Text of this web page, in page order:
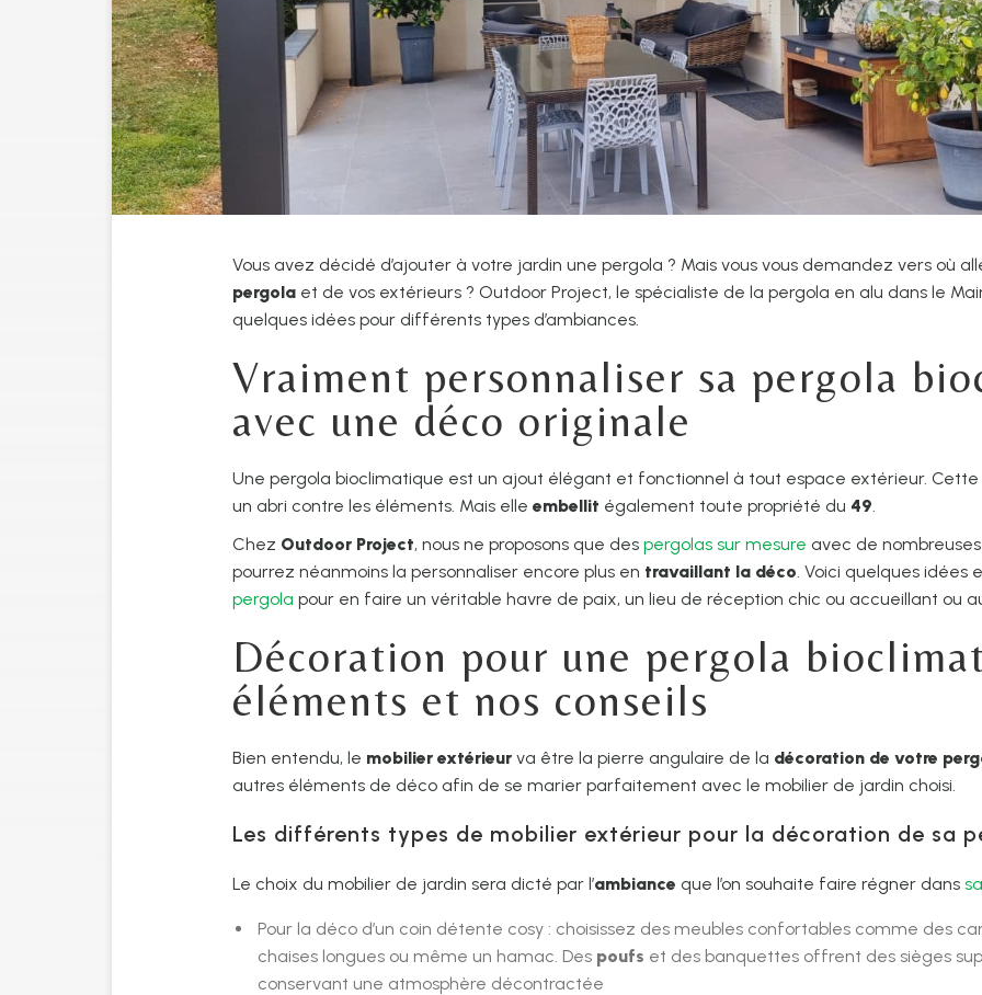
Vous avez décidé d’ajouter à votre jardin une pergola ? Mais vous vous demandez vers où
pergola et de vos extérieurs ? Outdoor Project, le spécialiste de la pergola en alu dans le
quelques idées pour différents types d’ambiances.
Vraiment personnaliser sa pergola
avec une déco originale
Une pergola bioclimatique est un ajout élégant et fonctionnel à tout espace extérieur.
un abri contre les éléments. Mais elle embellit également toute propriété du 49.
Chez Outdoor Project, nous ne proposons que des pergolas sur mesure avec de
pourrez néanmoins la personnaliser encore plus en travaillant la déco. Voici quelques idées
pergola pour en faire un véritable havre de paix, un lieu de réception chic ou accueillant ou
Décoration pour une pergola
éléments et nos conseils
Bien entendu, le mobilier extérieur va être la pierre angulaire de la décoration de votre
autres éléments de déco afin de se marier parfaitement avec le mobilier de jardin choisi.
Les différents types de mobilier extérieur pour la décoration de sa
Le choix du mobilier de jardin sera dicté par l’ambiance que l’on souhaite faire régner dans
Pour la déco d’un coin détente cosy : choisissez des meubles confortables comme des
chaises longues ou même un hamac. Des poufs et des banquettes offrent des sièges
conservant une atmosphère décontractée